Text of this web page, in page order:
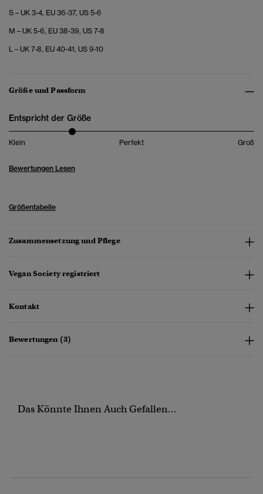
S – UK 3-4, EU 36-37, US 5-6
M – UK 5-6, EU 38-39, US 7-8
L – UK 7-8, EU 40-41, US 9-10
Größe und Passform
Entspricht der Größe
Klein Perfekt Groß
Bewertungen Lesen
Größentabelle
Zusammensetzung und Pflege
Vegan Society registriert
Kontakt
Bewertungen (3)
Das Könnte Ihnen Auch Gefallen...